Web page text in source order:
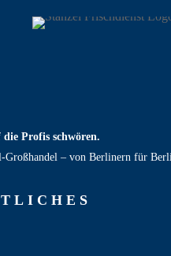
die Profis schwören.
– von Berlinern für